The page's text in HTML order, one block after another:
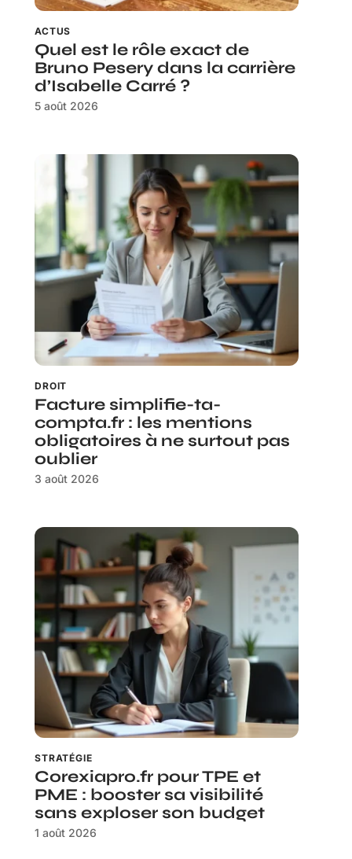
ACTUS
Quel est le rôle exact de
Bruno Pesery dans la carrière
d’Isabelle Carré ?
5 août 2026
DROIT
Facture simplifie-ta-
compta.fr : les mentions
obligatoires à ne surtout pas
oublier
3 août 2026
STRATÉGIE
Corexiapro.fr pour TPE et
PME : booster sa visibilité
sans exploser son budget
1 août 2026